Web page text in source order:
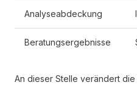
Analyseabdeckung
Beratungsergebnisse
An dieser Stelle verändert